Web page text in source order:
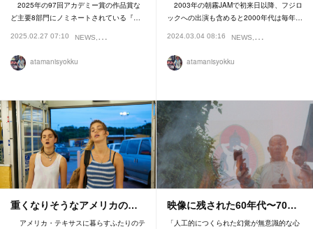
2025年の97回アカデミー賞の作品賞な
ど主要8部門にノミネートされている『…
2025.02.27 07:10 NEWS REVIEW
atamanisyokku
2003年の朝霧JAMで初来日以降、フジロ
ックへの出演も含めると2000年代は毎年…
2024.03.04 08:16 NEWS REVIEW
atamanisyokku
重くなりそうなアメリカの…
アメリカ・テキサスに暮らすふたりのテ
映像に残された60年代〜70…
「人工的につくられた幻覚が無意識的な心